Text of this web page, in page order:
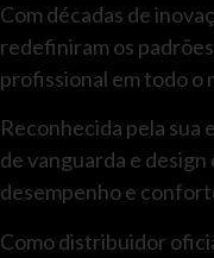
Com décadas de
redefiniram os
profissional em todo o
Reconhecida pela sua
de vanguarda e
desempenho e
Como distribuidor